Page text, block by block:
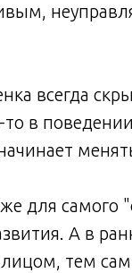
всегда
в
для самого
А в
тем